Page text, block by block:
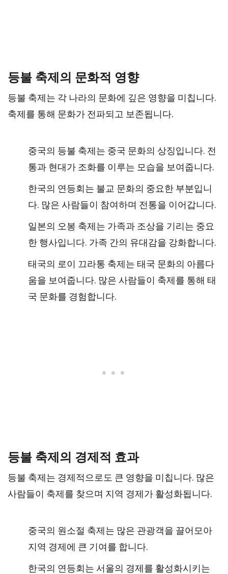
등불 축제의 문화적 영향
등불 축제는 각 나라의 문화에 깊은 영향을 미칩니다.
축제를 통해 문화가 전파되고 보존됩니다.
중국의 등불 축제는 중국 문화의 상징입니다. 전
통과 현대가 조화를 이루는 모습을 보여줍니다.
한국의 연등회는 불교 문화의 중요한 부분입니
다. 많은 사람들이 참여하며 전통을 이어갑니다.
일본의 오봉 축제는 가족과 조상을 기리는 중요
한 행사입니다. 가족 간의 유대감을 강화합니다.
태국의 로이 끄라통 축제는 태국 문화의 아름다
움을 보여줍니다. 많은 사람들이 축제를 통해 태
국 문화를 경험합니다.
등불 축제의 경제적 효과
등불 축제는 경제적으로도 큰 영향을 미칩니다. 많은
사람들이 축제를 찾으며 지역 경제가 활성화됩니다.
중국의 원소절 축제는 많은 관광객을 끌어모아
지역 경제에 큰 기여를 합니다.
한국의 연등회는 서울의 경제를 활성화시키는